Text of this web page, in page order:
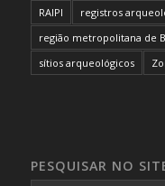
RAIPI
registros
região metropolitana de
sítios arqueológicos
PESQUISAR NO